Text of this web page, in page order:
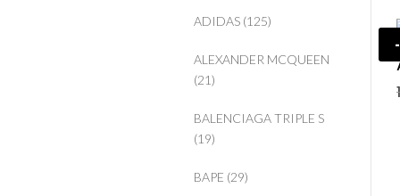
ADIDAS (125)
ALEXANDER MCQUEEN
(21)
BALENCIAGA TRIPLE S
(19)
BAPE (29)